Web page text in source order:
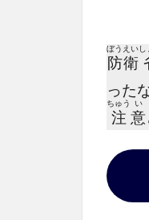
防
ぼう
衛
えいし
った
注
ちゅう
意
い